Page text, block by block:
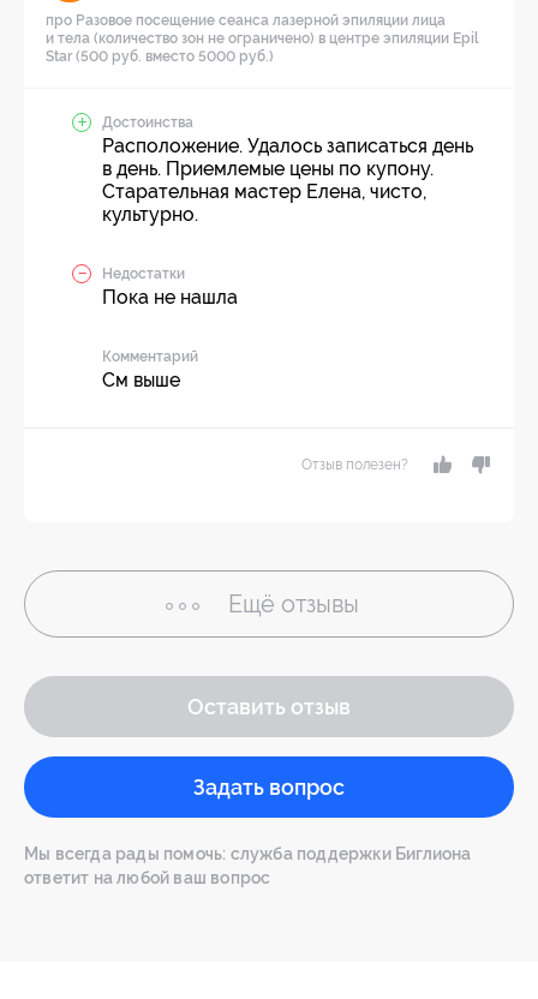
про Разовое посещение сеанса лазерной эпиляции лица
и тела (количество зон не ограничено) в центре эпиляции Epil
Star (500 руб. вместо 5000 руб.)
Достоинства
Расположение. Удалось записаться день
в день. Приемлемые цены по купону.
Старательная мастер Елена, чисто,
культурно.
Недостатки
Пока не нашла
Комментарий
См выше
Отзыв полезен?
Ещё отзывы
Оставить отзыв
Задать вопрос
Мы всегда рады помочь: служба поддержки Биглиона
ответит на любой ваш вопрос